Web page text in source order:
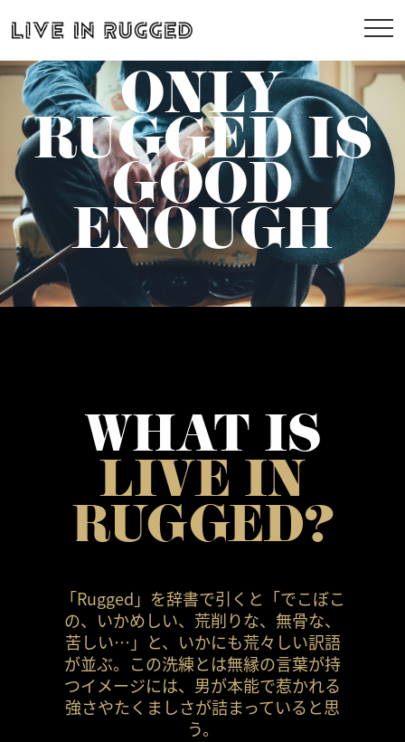
ONLY
RUGGED IS
GOOD
ENOUGH
WHAT IS
LIVE IN
RUGGED?
「Rugged」を辞書で引くと「でこぼこ
の、いかめしい、荒削りな、無骨な、
苦しい…」と、いかにも荒々しい訳語
が並ぶ。この洗練とは無縁の言葉が持
つイメージには、男が本能で惹かれる
強さやたくましさが詰まっていると思
う。